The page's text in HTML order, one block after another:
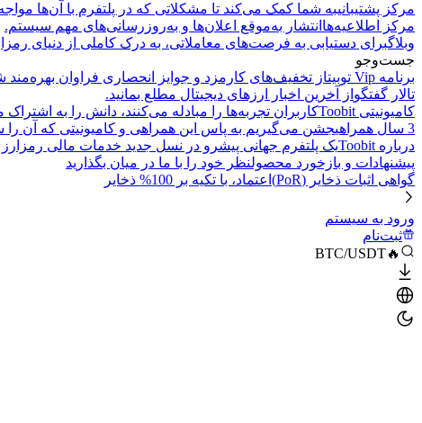
مرکز پشتیبانیبه شما کمک می‌کند تا مشکلاتی که در پلتفرم با آن‌ها
مرکز اطلاعیه‌ها انتشار به‌موقع اعلان‌ها و به‌روزرسانی‌های مهم سیستم.
وبلاگبرای دستیابی به فرصت‌های معاملاتی، به درک کاملی از دنیای
جست‌وجو
برنامه Vip توبیت
از تخفیف‌های کارمزد و جوایز انحصاری فراوان بهره‌مند
تالار گفتگو از آخرین اخبار ارزهای دیجیتال مطلع بمانید.
کامیونیتی Toobit
کاربران تجربه‌ها را مبادله می‌کنند، دانش را به
3 سال همراهی
جشن می‌گیریم به پاس این همراهی و کامیونیتی که آن
درباره Toobit
یک پلتفرم جهانی پیشرو در نسل جدید خدمات مالی رمزارز
پیشنهادات و بازخورد محصولنظر خود را با ما در میان بگذارید
گواهی اثبات ذخایر (PoR)
اعتماد، با تکیه بر 100% ذخایر
ورود به سیستم
ثبت‌نام
🔥BTC/USDT